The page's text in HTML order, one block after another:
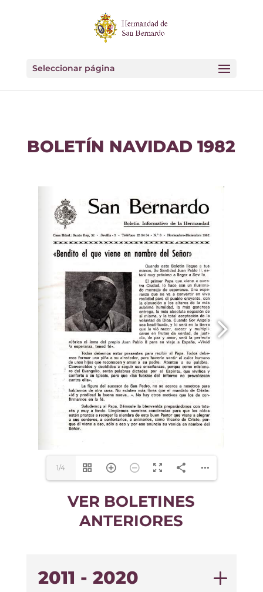
Seleccionar página
BOLETÍN NAVIDAD 1982
1/4
VER BOLETINES
ANTERIORES
2011 - 2020